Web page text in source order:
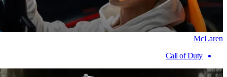
McLaren
Call of Duty